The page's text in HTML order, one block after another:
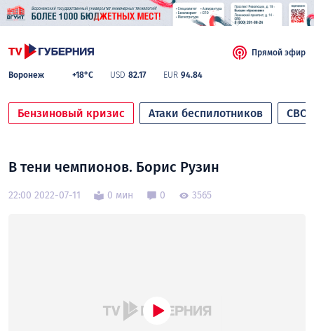
Воронеж +18°C USD 82.17 EUR 94.84
Прямой эфир
Бензиновый кризис Атаки беспилотников СВО
В тени чемпионов. Борис Рузин
22:00 2022-07-11 0 мин 0 3565